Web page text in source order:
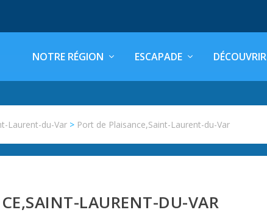
NOTRE RÉGION ESCAPADE DÉCOUVRIR
Laurent-du-Var > Port de Plaisance,Saint-Laurent-du-Var
LAURENT-DU-VAR